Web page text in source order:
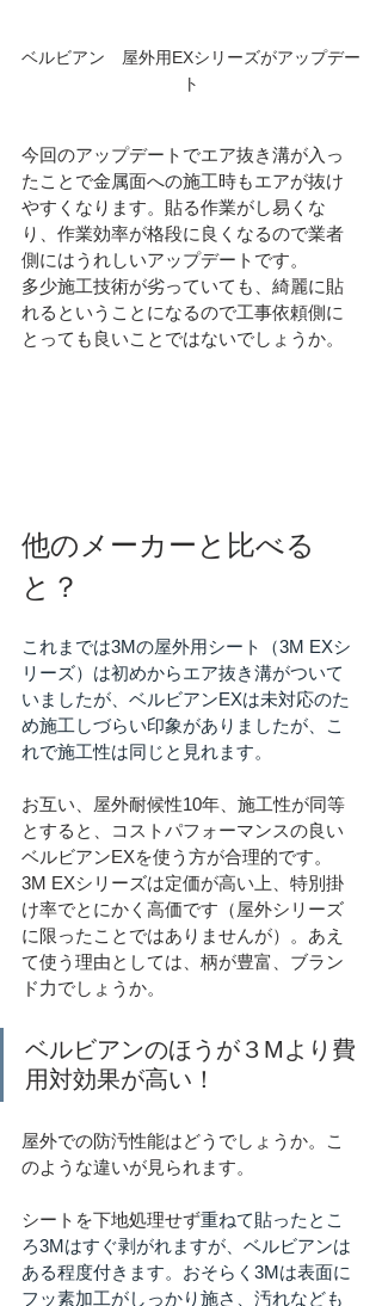
ベルビアン　屋外用EXシリーズがアップデー
ト
今回のアップデートでエア抜き溝が入っ
たことで金属面への施工時もエアが抜け
やすくなります。貼る作業がし易くな
り、作業効率が格段に良くなるので業者
側にはうれしいアップデートです。
多少施工技術が劣っていても、綺麗に貼
れるということになるので工事依頼側に
とっても良いことではないでしょうか。
他のメーカーと比べる
と？
これまでは3Mの屋外用シート（3M EXシ
リーズ）は初めからエア抜き溝がついて
いましたが、ベルビアンEXは未対応のた
め施工しづらい印象がありましたが、こ
れで施工性は同じと見れます。
お互い、屋外耐候性10年、施工性が同等
とすると、コストパフォーマンスの良い
ベルビアンEXを使う方が合理的です。
3M EXシリーズは定価が高い上、特別掛
け率でとにかく高価です（屋外シリーズ
に限ったことではありませんが）。あえ
て使う理由としては、柄が豊富、ブラン
ド力でしょうか。
ベルビアンのほうが３Mより費
用対効果が高い！
屋外での防汚性能はどうでしょうか。こ
のような違いが見られます。
シートを下地処理せず重ねて貼ったとこ
ろ3Mはすぐ剥がれますが、ベルビアンは
ある程度付きます。おそらく3Mは表面に
フッ素加工がしっかり施さ、汚れなども